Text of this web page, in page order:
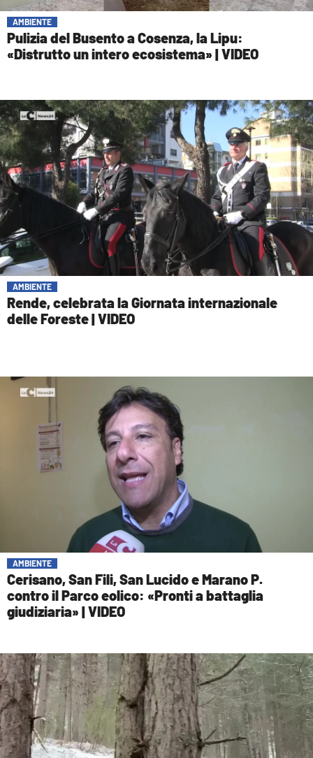
AMBIENTE
Pulizia del Busento a Cosenza, la Lipu:
«Distrutto un intero ecosistema» | VIDEO
AMBIENTE
Rende, celebrata la Giornata internazionale
delle Foreste | VIDEO
AMBIENTE
Cerisano, San Fili, San Lucido e Marano P.
contro il Parco eolico: «Pronti a battaglia
giudiziaria» | VIDEO